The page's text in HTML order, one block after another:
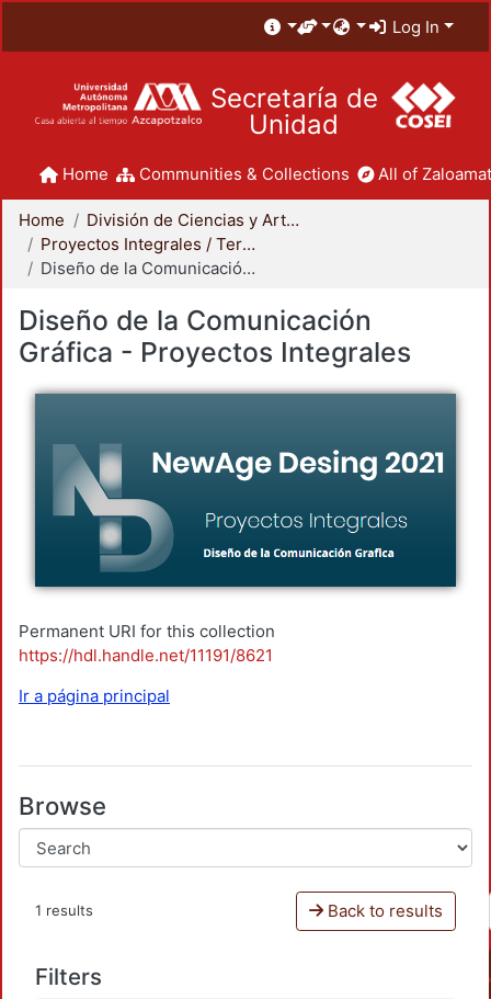
Log In
Secretaría de
Unidad
Home Communities & Collections All of
Home
División de Ciencias y Artes para el Diseño
Proyectos Integrales / Terminales - Licenciatura
Diseño de la Comunicación Gráfica - Proyectos Integrales
Diseño de la Comunicación
Gráfica - Proyectos Integrales
Permanent URI for this collection
https://hdl.handle.net/11191/8621
Ir a página principal
Browse
1 results Back to results
Filters